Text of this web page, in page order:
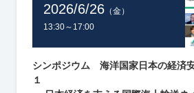
2026/6/26（金）
13:30～17:00
シンポジウム 海洋国家日本の経済
１